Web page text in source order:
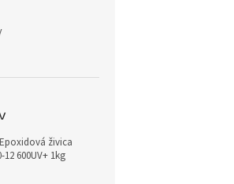
živica
12 600UV+ 1kg